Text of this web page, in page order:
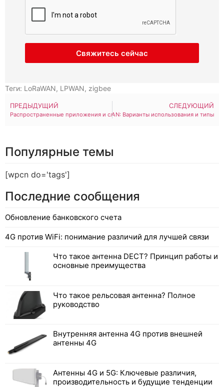
Свяжитесь сейчас
Теги: LoRaWAN, LPWAN, zigbee
СЛЕДУЮЩИЙ
Руководство по датчикам LoRaWAN: Варианты использования и типы
ПРЕДЫДУЩИЙ
Распространенные приложения и случаи использования LoRaWAN
Популярные темы
[wpcn do='tags']
Последние сообщения
Обновление банковского счета
4G против WiFi: понимание различий для лучшей связи
Что такое антенна DECT? Принцип работы и
основные преимущества
Что такое рельсовая антенна? Полное
руководство
Внутренняя антенна 4G против внешней
антенны 4G
Антенны 4G и 5G: Ключевые различия,
производительность и будущие тенденции